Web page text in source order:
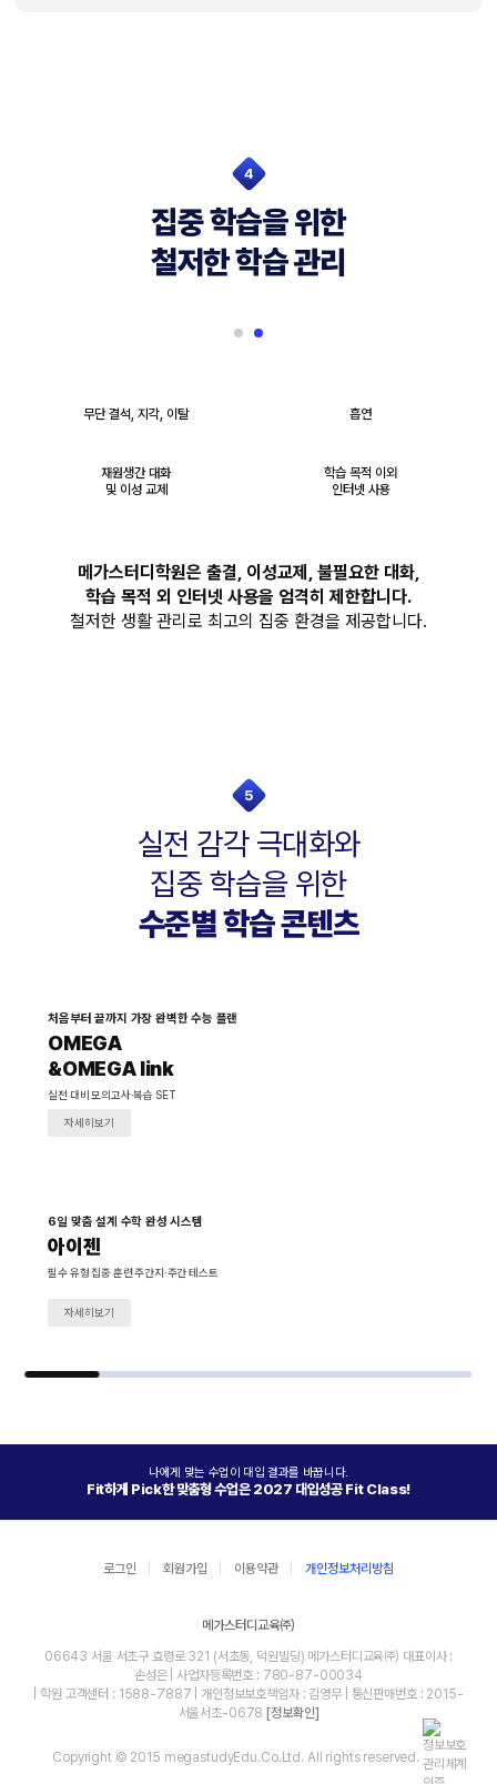
4
집중 학습을 위한
철저한 학습 관리
무단 결석, 지각, 이탈 흡연
재원생간 대화
및 이성 교제
학습 목적 이외
인터넷 사용
메가스터디학원은 출결, 이성교제, 불필요한 대화,
학습 목적 외 인터넷 사용을 엄격히 제한합니다.
철저한 생활 관리로 최고의 집중 환경을 제공합니다.
5
실전 감각 극대화와
집중 학습을 위한
수준별 학습 콘텐츠
처음부터 끝까지 가장 완벽한 수능 플랜
OMEGA
&OMEGA link
실전 대비 모의고사·복습 SET
자세히보기
6일 맞춤 설계 수학 완성 시스템
아이젠
필수 유형 집중 훈련 주간지·주간 테스트
자세히보기
나에게 맞는 수업이 대입 결과를 바꿉니다.
Fit하게 Pick한 맞춤형 수업은 2027 대입성공 Fit Class!
로그인 회원가입 이용약관 개인정보처리방침
메가스터디교육㈜
06643 서울 서초구 효령로 321 (서초동, 덕원빌딩) 메가스터디교육㈜ 대표이사 :
손성은 | 사업자등록번호 : 780-87-00034
| 학원 고객센터 : 1588-7887 | 개인정보보호책임자 : 김영무 | 통신판매번호 : 2015-
서울서초-0678 [정보확인]
Copyright © 2015 megastudyEdu.Co.Ltd. All rights reserved.